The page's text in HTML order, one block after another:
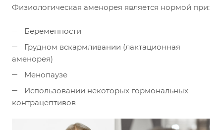
Физиологическая аменорея является нормой при:
Беременности
Грудном вскармливании (лактационная
аменорея)
Менопаузе
Использовании некоторых гормональных
контрацептивов